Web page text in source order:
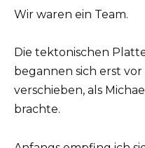
Wir waren ein Team.
Die tektonischen
begannen sich erst vor
verschieben, als
brachte.